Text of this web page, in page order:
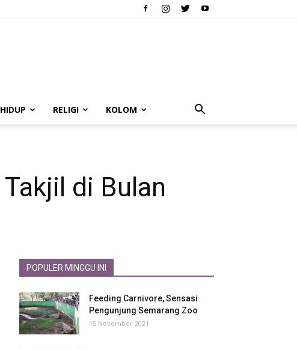
RELIGI KOLOM
di Bulan
POPULER MINGGU INI
Feeding Carnivore, Sensasi
Pengunjung Semarang Zoo
15 November 2021